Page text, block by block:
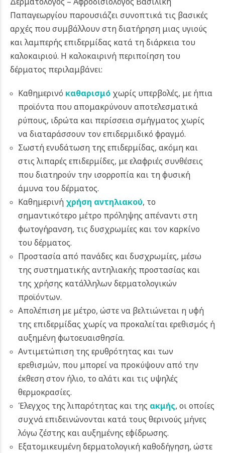
Παπαγεωργίου παρουσιάζει συνοπτικά τις βασικές
αρχές που συμβάλλουν στη διατήρηση μιας υγιούς
και λαμπερής επιδερμίδας κατά τη διάρκεια του
καλοκαιριού. Η καλοκαιρινή περιποίηση του
δέρματος περιλαμβάνει:
Καθημερινό καθαρισμόχωρίς υπερβολές, με ήπια
προϊόντα που απομακρύνουν αποτελεσματικά
ρύπους, ιδρώτα και περίσσεια σμήγματος χωρίς
να διαταράσσουν τον επιδερμιδικό φραγμό.
Σωστή ενυδάτωση της επιδερμίδας, ακόμη και
στις λιπαρές επιδερμίδες, με ελαφριές συνθέσεις
που διατηρούν την ισορροπία και τη φυσική
άμυνα του δέρματος.
Καθημερινή χρήση αντηλιακού, το
σημαντικότερο μέτρο πρόληψης απέναντι στη
φωτογήρανση, τις δυσχρωμίες και τον καρκίνο
του δέρματος.
Προστασία από πανάδες και δυσχρωμίες, μέσω
της συστηματικής αντηλιακής προστασίας και
της χρήσης κατάλληλων δερματολογικών
προϊόντων.
Απολέπιση με μέτρο, ώστε να βελτιώνεται η υφή
της επιδερμίδας χωρίς να προκαλείται ερεθισμός ή
αυξημένη φωτοευαισθησία.
Αντιμετώπιση της ερυθρότητας και των
ερεθισμών, που μπορεί να προκύψουν από την
έκθεση στον ήλιο, το αλάτι και τις υψηλές
θερμοκρασίες.
Έλεγχος της λιπαρότητας και της ακμής, οι οποίες
συχνά επιδεινώνονται κατά τους θερινούς μήνες
λόγω ζέστης και αυξημένης εφίδρωσης.
Εξατομικευμένη δερματολογική καθοδήγηση, ώστε